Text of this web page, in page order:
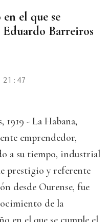
el que se
Barreiros
- La Habana,
emprendedor,
a su tiempo, industrial
prestigio y referente
desde Ourense, fue
de la